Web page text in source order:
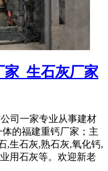
_生石灰厂家
司一家专业从事建材
的福建重钙厂家；主
,生石灰,熟石灰,氧化钙,
用石灰等。欢迎新老